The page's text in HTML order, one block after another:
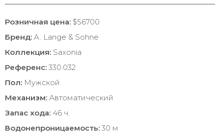
Розничная цена: $56700
Бренд: A. Lange & Sohne
Коллекция: Saxonia
Референс: 330.032
Пол: Мужской
Механизм: Автоматический
Запас хода: 46 ч.
Водонепроницаемость: 30 м